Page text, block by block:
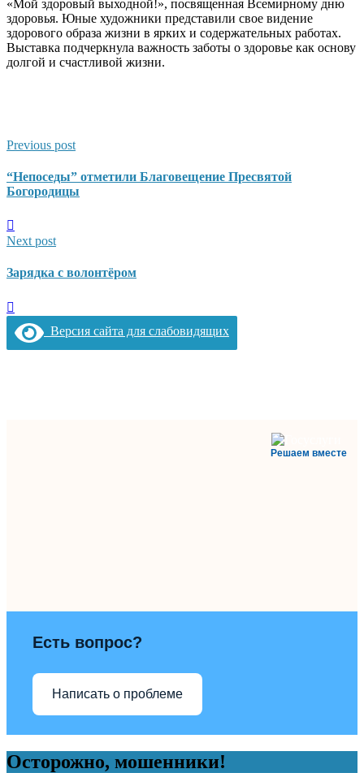
«Мой здоровый выходной!», посвященная Всемирному дню
здоровья. Юные художники представили свое видение
здорового образа жизни в ярких и содержательных работах.
Выставка подчеркнула важность заботы о здоровье как основу
долгой и счастливой жизни.
Previous post
“Непоседы” отметили Благовещение Пресвятой
Богородицы
Next post
Зарядка с волонтёром
Версия сайта для слабовидящих
Решаем вместе
Есть вопрос?
Написать о проблеме
Осторожно, мошенники!